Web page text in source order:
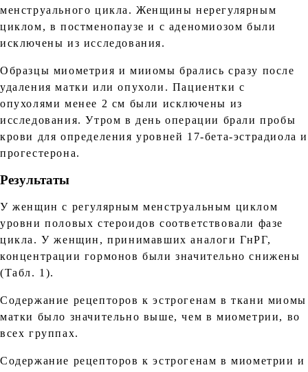
менструального цикла. Женщины нерегулярным
циклом, в постменопаузе и с аденомиозом были
исключены из исследования.
Образцы миометрия и мииомы брались сразу после
удаления матки или опухоли. Пациентки с
опухолями менее 2 см были исключены из
исследования. Утром в день операции брали пробы
крови для определения уровней 17-бета-эстрадиола и
прогестерона.
Результаты
У женщин с регулярным менструальным циклом
уровни половых стероидов соответствовали фазе
цикла. У женщин, принимавших аналоги ГнРГ,
концентрации гормонов были значительно снижены
(Табл. 1).
Содержание рецепторов к эстрогенам в ткани миомы
матки было значительно выше, чем в миометрии, во
всех группах.
Содержание рецепторов к эстрогенам в миометрии и